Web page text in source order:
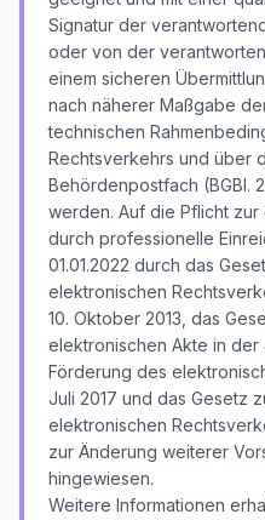
Signatur der
oder von der
einem sicheren
nach näherer Maßgabe
technischen
Rechtsverkehrs und über
Behördenpostfach (BGBl.
werden. Auf die Pflicht
durch professionelle
01.01.2022 durch das
elektronischen
10. Oktober 2013, das
elektronischen Akte in
Förderung des
Juli 2017 und das Gesetz
elektronischen
zur Änderung weiterer
hingewiesen.
Weitere Informationen